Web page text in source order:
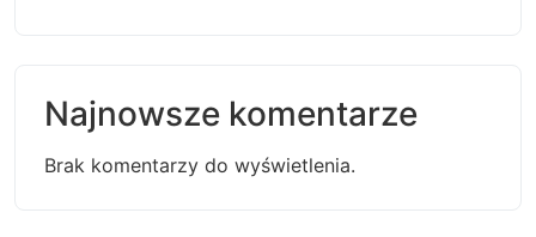
Najnowsze komentarze
Brak komentarzy do wyświetlenia.